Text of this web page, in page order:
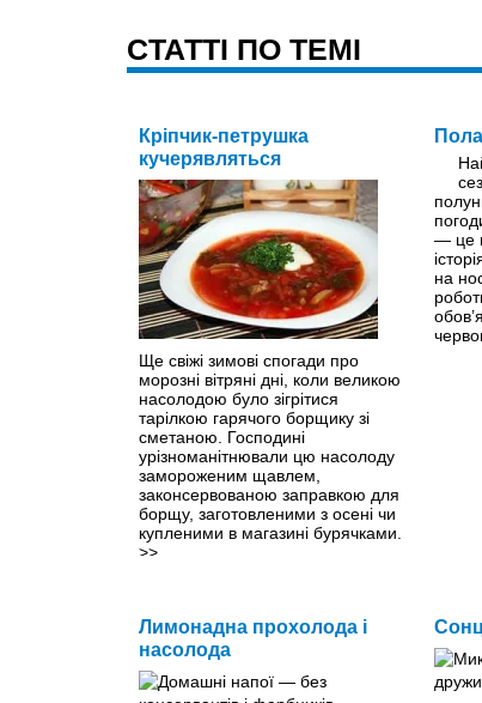
CТАТТІ ПО ТЕМІ
Кріпчик-петрушка
кучерявляться
Ще свіжі зимові спогади про
морозні вітряні дні, коли великою
насолодою було зігрітися
тарілкою гарячого борщику зі
сметаною. Господині
урізноманітнювали цю насолоду
замороженим щавлем,
законсервованою заправкою для
борщу, заготовленими з осені чи
купленими в магазині бурячками.
>>
— це
на
Лимонадна прохолода і
насолода